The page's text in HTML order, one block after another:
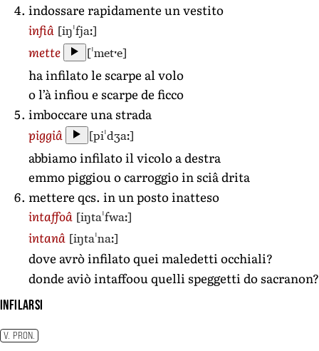
indossare rapidamente un vestito
infiâ [iŋˈfjaː]
mette [ˈmetˑe]
ha infilato le scarpe al volo
o l’à infiou e scarpe de ficco
imboccare una strada
piggiâ
[piˈdʒaː]
abbiamo infilato il vicolo a destra
emmo piggiou o carroggio in sciâ drita
mettere qcs. in un posto inatteso
intaffoâ [iŋtaˈfwaː]
intanâ [iŋtaˈnaː]
dove avrò infilato quei maledetti occhiali?
donde aviò intaffoou quelli speggetti do sacranon?
infilarsi
V. PRON.